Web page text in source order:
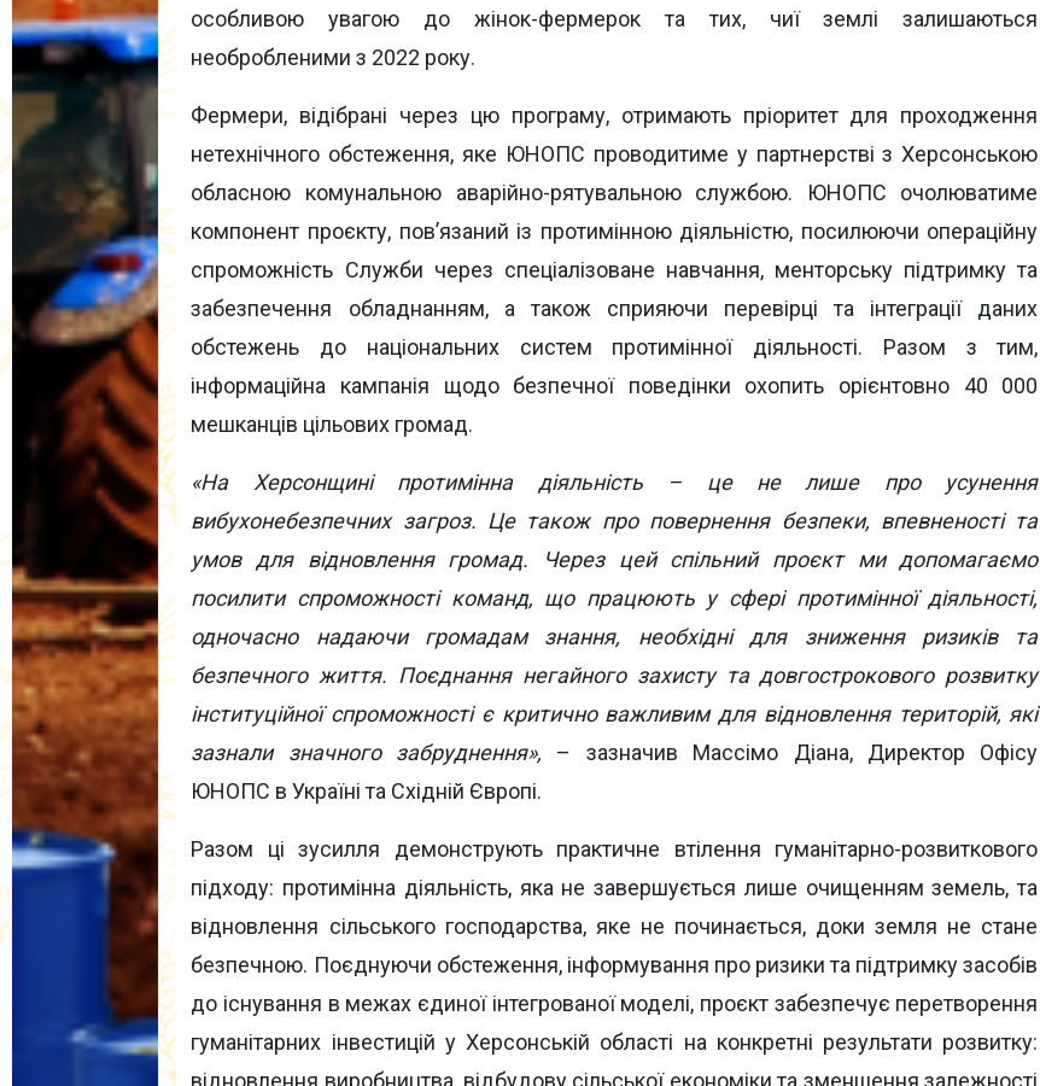
особливою увагою до жінок-фермерок та тих, чиї землі залишаються
необробленими з 2022 року.
Фермери, відібрані через цю програму, отримають пріоритет для проходження
нетехнічного обстеження, яке ЮНОПС проводитиме у партнерстві з Херсонською
обласною комунальною аварійно-рятувальною службою. ЮНОПС очолюватиме
компонент проєкту, пов’язаний із протимінною діяльністю, посилюючи операційну
спроможність Служби через спеціалізоване навчання, менторську підтримку та
забезпечення обладнанням, а також сприяючи перевірці та інтеграції даних
обстежень до національних систем протимінної діяльності. Разом з тим,
інформаційна кампанія щодо безпечної поведінки охопить орієнтовно 40 000
мешканців цільових громад.
«На Херсонщині протимінна діяльність – це не лише про усунення
вибухонебезпечних загроз. Це також про повернення безпеки, впевненості та
умов для відновлення громад. Через цей спільний проєкт ми допомагаємо
посилити спроможності команд, що працюють у сфері протимінної діяльності,
одночасно надаючи громадам знання, необхідні для зниження ризиків та
безпечного життя. Поєднання негайного захисту та довгострокового розвитку
інституційної спроможності є критично важливим для відновлення територій, які
зазнали значного забруднення», – зазначив Массімо Діана, Директор Офісу
ЮНОПС в Україні та Східній Європі.
Разом ці зусилля демонструють практичне втілення гуманітарно-розвиткового
підходу: протимінна діяльність, яка не завершується лише очищенням земель, та
відновлення сільського господарства, яке не починається, доки земля не стане
безпечною. Поєднуючи обстеження, інформування про ризики та підтримку засобів
до існування в межах єдиної інтегрованої моделі, проєкт забезпечує перетворення
гуманітарних інвестицій у Херсонській області на конкретні результати розвитку: